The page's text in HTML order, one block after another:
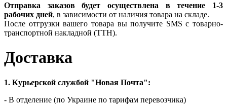
Отправка заказов будет осуществлена ​​в течение 1-3
рабочих дней, в зависимости от наличия товара на складе.
После отгрузки вашего товара вы получите SMS с товарно-
транспортной накладной (ТТН).
Доставка
1. Курьерской службой "Новая Почта":
- В отделение (по Украине по тарифам перевозчика)